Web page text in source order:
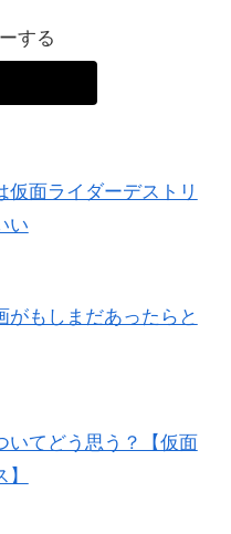
する
仮面ライダーデストリ
い
がもしまだあったらと
いてどう思う？【仮面